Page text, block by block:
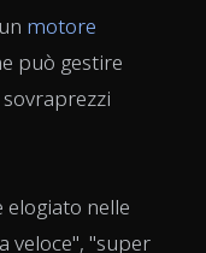
motore
può gestire
elogiato nelle
veloce", "super